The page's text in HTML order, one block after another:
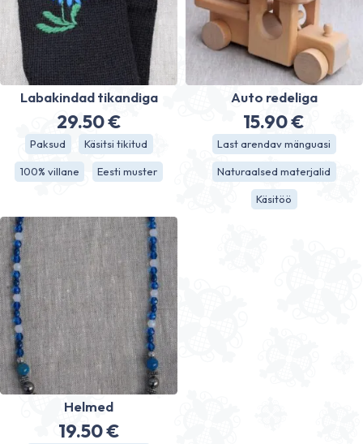
Labakindad tikandiga
29.50€
Paksud Käsitsi tikitud
100% villane Eesti muster
Auto redeliga
15.90€
Last arendav mänguasi
Naturaalsed materjalid
Käsitöö
Helmed
19.50€